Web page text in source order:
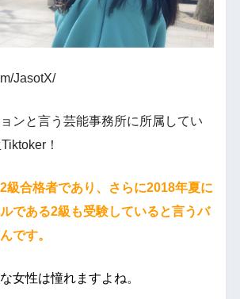
JasotX/
ンと言う芸能事務所に所属してい
！
級合格者であり、さらに2018年夏に
である2級も受験していると言うバ
です。
女性は憧れますよね。